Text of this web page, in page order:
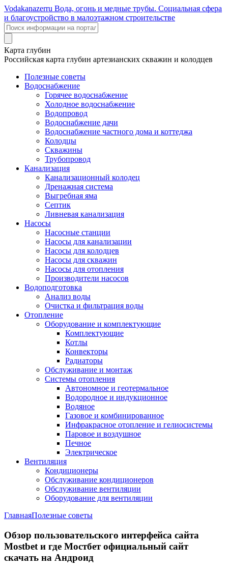
Vodakanazerru Вода, огонь и медные трубы. Социальная сфера
и благоустройство в малоэтажном строительстве
Карта глубин
Российская карта глубин артезианских скважин и колодцев
Полезные советы
Водоснабжение
Горячее водоснабжение
Холодное водоснабжение
Водопровод
Водоснабжение дачи
Водоснабжение частного дома и коттеджа
Колодцы
Скважины
Трубопровод
Канализация
Канализационный колодец
Дренажная система
Выгребная яма
Септик
Ливневая канализация
Насосы
Насосные станции
Насосы для канализации
Насосы для колодцев
Насосы для скважин
Насосы для отопления
Производители насосов
Водоподготовка
Анализ воды
Очистка и фильтрация воды
Отопление
Оборудование и комплектующие
Комплектующие
Котлы
Конвекторы
Радиаторы
Обслуживание и монтаж
Системы отопления
Автономное и геотермальное
Водородное и индукционное
Водяное
Газовое и комбинированное
Инфракрасное отопление и гелиосистемы
Паровое и воздушное
Печное
Электрическое
Вентиляция
Кондиционеры
Обслуживание кондиционеров
Обслуживание вентиляции
Оборудование для вентиляции
ГлавнаяПолезные советы
Обзор пользовательского интерфейса сайта
Mostbet и где Мостбет официальный сайт
скачать на Андроид